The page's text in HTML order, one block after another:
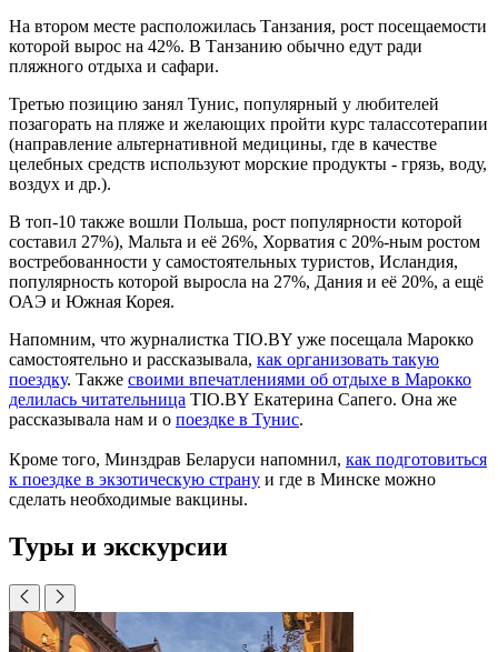
На втором месте расположилась Танзания, рост посещаемости
которой вырос на 42%. В Танзанию обычно едут ради
пляжного отдыха и сафари.
Третью позицию занял Тунис, популярный у любителей
позагорать на пляже и желающих пройти курс талассотерапии
(направление альтернативной медицины, где в качестве
целебных средств используют морские продукты - грязь, воду,
воздух и др.).
В топ-10 также вошли Польша, рост популярности которой
составил 27%), Мальта и её 26%, Хорватия с 20%-ным ростом
востребованности у самостоятельных туристов, Исландия,
популярность которой выросла на 27%, Дания и её 20%, а ещё
ОАЭ и Южная Корея.
Напомним, что журналистка TIO.BY уже посещала Марокко
самостоятельно и рассказывала, как организовать такую
поездку. Также своими впечатлениями об отдыхе в Марокко
делилась читательница TIO.BY Екатерина Сапего. Она же
рассказывала нам и о поездке в Тунис.
Кроме того, Минздрав Беларуси напомнил, как подготовиться
к поездке в экзотическую страну и где в Минске можно
сделать необходимые вакцины.
Туры и экскурсии